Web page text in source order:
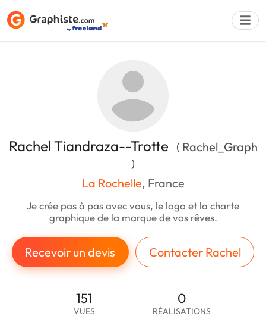
Rachel Tiandraza--Trotte ( Rachel_Graph
)
La Rochelle, France
Je crée pas à pas avec vous, le logo et la charte
graphique de la marque de vos rêves.
Recevoir un devis Contacter Rachel
151
VUES
0
RÉALISATIONS